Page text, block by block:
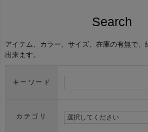
Search
アイテム、カラー、サイズ、在庫の有無で
出来ます。
キーワード
カテゴリ